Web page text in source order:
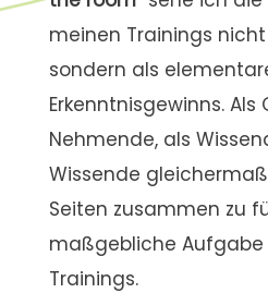
meinen Trainings
sondern als
Erkenntnisgewinns.
Nehmende, als
Wissende
Seiten zusammen zu
maßgebliche Aufgabe
Trainings.